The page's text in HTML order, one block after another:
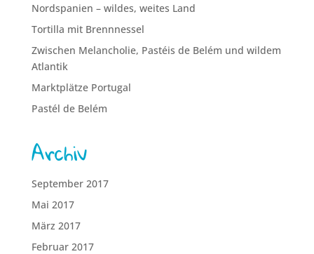
Nordspanien – wildes, weites Land
Tortilla mit Brennnessel
Zwischen Melancholie, Pastéis de Belém und wildem
Atlantik
Marktplätze Portugal
Pastél de Belém
Archiv
September 2017
Mai 2017
März 2017
Februar 2017